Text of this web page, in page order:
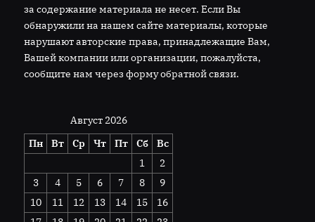
за содержание материала не несет. Если Вы
обнаружили на нашем сайте материалы, которые
нарушают авторские права, принадлежащие Вам,
Вашей компании или организации, пожалуйста,
сообщите нам через форму обратной связи.
Август 2026
Пн
Вт Ср Чт Пт Сб
Вс
1
2
3
4 5 6 7 8
9
10
11 12 13 14 15
16